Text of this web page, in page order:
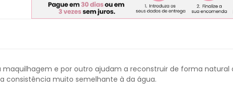
e por outro ajudam a reconstruir de forma natural
consistência muito semelhante à da água.